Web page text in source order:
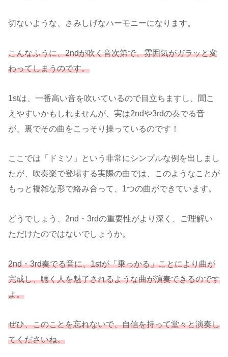
切ないような、さみしげなハーモニーになります。
こんなふうに、2ndが吹く音次第で、雰囲気がガラッと変
わってしまうのです。
1stは、一番高い音を吹いているので目立ちますし、聞こ
えやすいかもしれませんが、実は2ndや3rdの奏でる音
が、裏でその曲をこっそり操っているのです！
ここでは「ドミソ」という非常にシンプルな例を出しまし
たが、吹奏楽で登場する実際の曲では、このようなことが
もっと複雑な形で絡み合って、1つの曲ができています。
どうでしょう、2nd・3rdの重要性がより深く、ご理解い
ただけたのではないでしょうか。
2nd・3rd奏でる音に、1stが「乗っかる」ことにより曲が
完成し、聴く人を魅了されるような曲が演奏できるのです
よ。
ぜひ、このことを忘れないで、自信を持って堂々と演奏し
てくださいね。